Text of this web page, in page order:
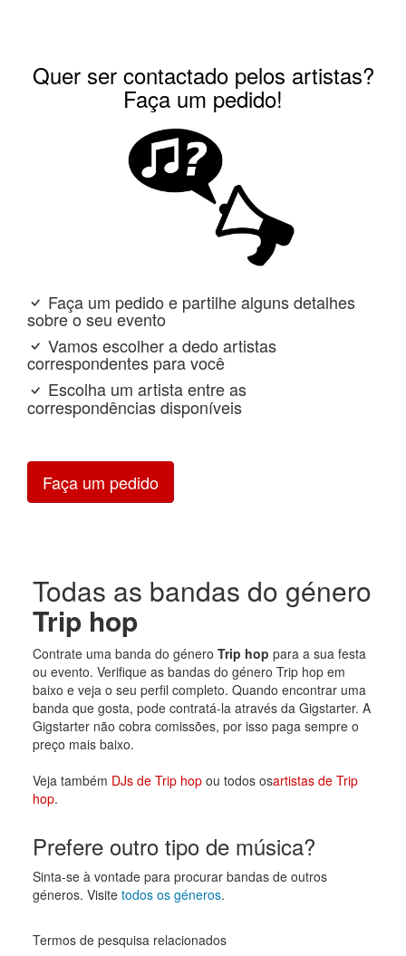
Quer ser contactado pelos artistas?
Faça um pedido!
Faça um pedido e partilhe alguns detalhes
sobre o seu evento
Vamos escolher a dedo artistas
correspondentes para você
Escolha um artista entre as
correspondências disponíveis
Faça um pedido
Todas as bandas do género
Trip hop
Contrate uma banda do género Trip hop para a sua festa
ou evento. Verifique as bandas do género Trip hop em
baixo e veja o seu perfil completo. Quando encontrar uma
banda que gosta, pode contratá-la através da Gigstarter. A
Gigstarter não cobra comissões, por isso paga sempre o
preço mais baixo.
Veja também DJs de Trip hopou todos osartistas de Trip
hop.
Prefere outro tipo de música?
Sinta-se à vontade para procurar bandas de outros
géneros. Visite todos os géneros.
Termos de pesquisa relacionados